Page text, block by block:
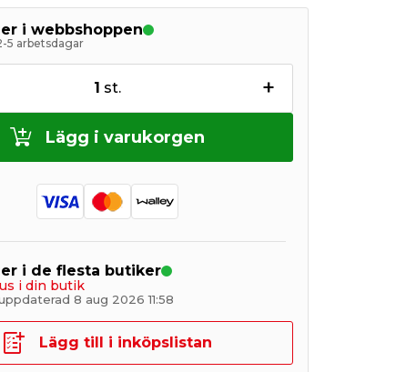
i webbshoppen
5 arbetsdagar
1 st. +
Lägg i varukorgen
i de flesta butiker
i din butik
8 aug 2026 11:58
Lägg till i inköpslistan